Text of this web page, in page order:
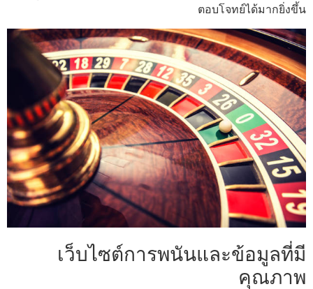
ตอบโจทย์ได้มากยิ่งขึ้น
เว็บไซต์การพนันและข้อมูลที่มี
คุณภาพ